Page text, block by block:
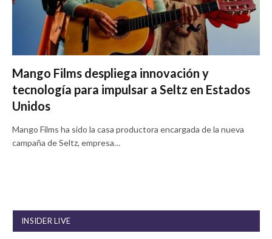
Mango Films despliega innovación y
tecnología para impulsar a Seltz en Estados
Unidos
Mango Films ha sido la casa productora encargada de la nueva
campaña de Seltz, empresa…
INSIDER LIVE